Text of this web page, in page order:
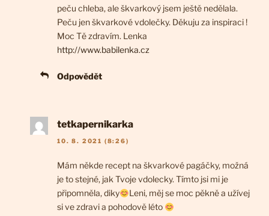
peču chleba, ale škvarkový jsem ještě nedělala.
Peču jen škvarkové vdolečky. Děkuju za inspiraci !
Moc Tě zdravím. Lenka
http://www.babilenka.cz
Odpovědět
tetkapernikarka
10. 8. 2021 (8:26)
Mám někde recept na škvarkové pagáčky, možná
je to stejné, jak Tvoje vdolecky. Tímto jsi mi je
připomněla, diky
Leni, měj se moc pěkně a užívej
si ve zdravi a pohodově léto